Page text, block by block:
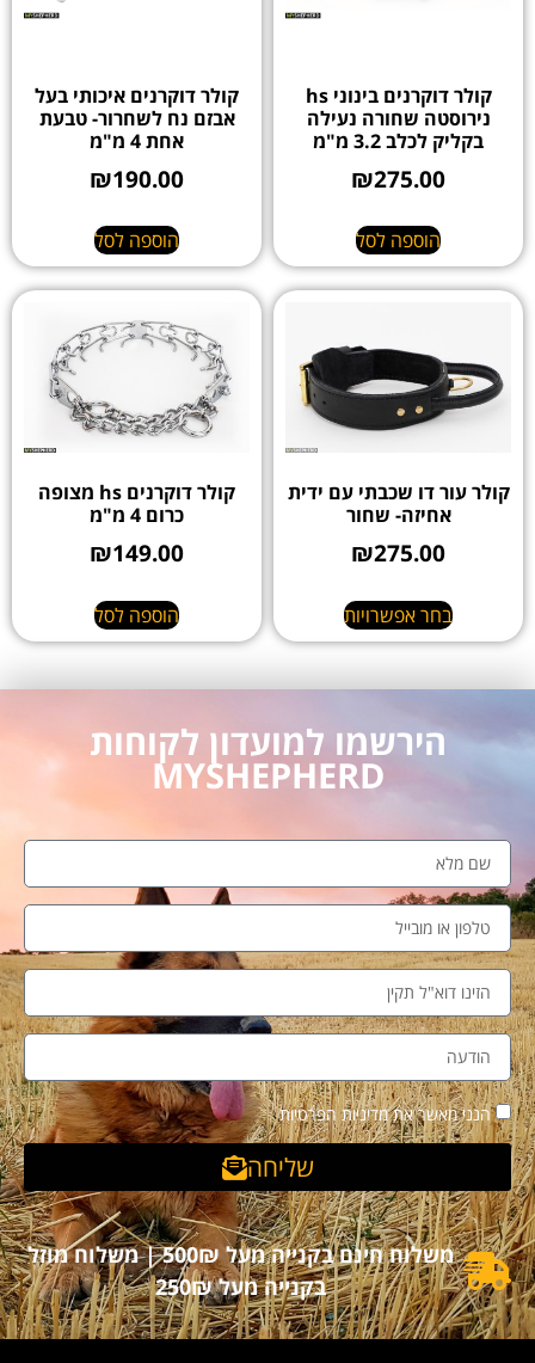
קולר דוקרנים בינוני hs
נירוסטה שחורה נעילה
בקליק לכלב 3.2 מ"מ
₪275.00
הוספה לסל
קולר דוקרנים איכותי בעל
אבזם נח לשחרור- טבעת
אחת 4 מ"מ
₪190.00
הוספה לסל
קולר עור דו שכבתי עם ידית
אחיזה- שחור
₪275.00
בחר אפשרויות
קולר דוקרנים hs מצופה
כרום 4 מ"מ
₪149.00
הוספה לסל
הירשמו למועדון לקוחות
MYSHEPHERD
הנני מאשר את מדיניות הפרטיות
שליחה
משלוח חינם בקנייה מעל 500₪ | משלוח מוזל
בקנייה מעל 250₪